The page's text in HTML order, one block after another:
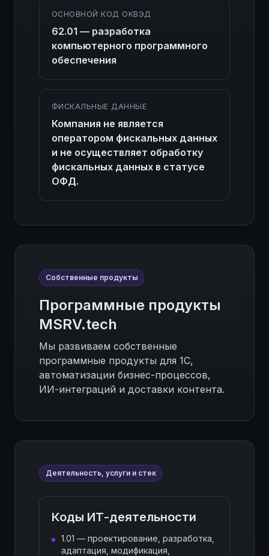
ОСНОВНОЙ КОД ОКВЭД
62.01 — разработка
компьютерного программного
обеспечения
ФИСКАЛЬНЫЕ ДАННЫЕ
Компания не является
оператором фискальных данных
и не осуществляет обработку
фискальных данных в статусе
ОФД.
Собственные продукты
Программные продукты
MSRV.tech
Мы развиваем собственные
программные продукты для 1С,
автоматизации бизнес-процессов,
ИИ-интеграций и доставки контента.
Деятельность, услуги и стек
Коды ИТ-деятельности
1.01 — проектирование, разработка,
адаптация, модификация,